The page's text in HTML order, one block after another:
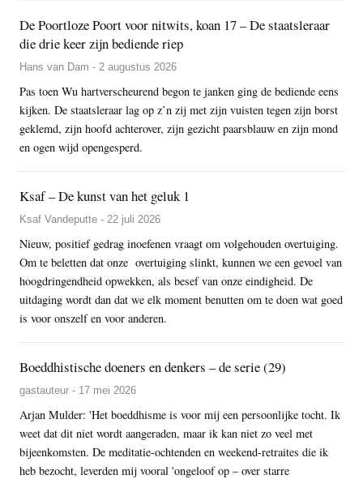
De Poortloze Poort voor nitwits, koan 17 – De staatsleraar
die drie keer zijn bediende riep
Hans van Dam - 2 augustus 2026
Pas toen Wu hartverscheurend begon te janken ging de bediende eens
kijken. De staatsleraar lag op z’n zij met zijn vuisten tegen zijn borst
geklemd, zijn hoofd achterover, zijn gezicht paarsblauw en zijn mond
en ogen wijd opengesperd.
Ksaf – De kunst van het geluk 1
Ksaf Vandeputte - 22 juli 2026
Nieuw, positief gedrag inoefenen vraagt om volgehouden overtuiging.
Om te beletten dat onze overtuiging slinkt, kunnen we een gevoel van
hoogdringendheid opwekken, als besef van onze eindigheid. De
uitdaging wordt dan dat we elk moment benutten om te doen wat goed
is voor onszelf en voor anderen.
Boeddhistische doeners en denkers – de serie (29)
gastauteur - 17 mei 2026
Arjan Mulder: 'Het boeddhisme is voor mij een persoonlijke tocht. Ik
weet dat dit niet wordt aangeraden, maar ik kan niet zo veel met
bijeenkomsten. De meditatie-ochtenden en weekend-retraites die ik
heb bezocht, leverden mij vooral 'ongeloof op – over starre